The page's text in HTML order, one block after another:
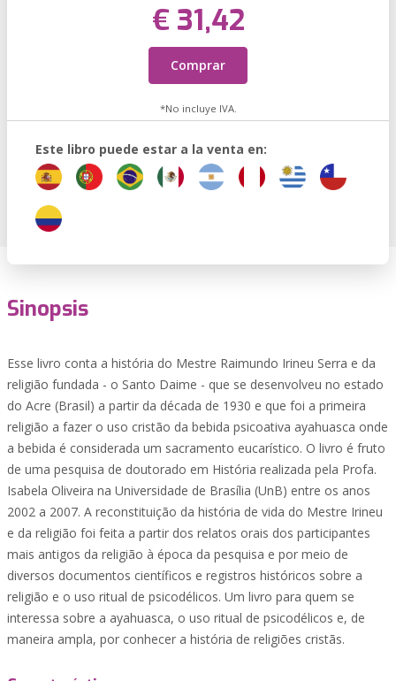
€ 31,42
Comprar
*No incluye IVA.
Este libro puede estar a la venta en:
Sinopsis
Esse livro conta a história do Mestre Raimundo Irineu Serra e da
religião fundada - o Santo Daime - que se desenvolveu no estado
do Acre (Brasil) a partir da década de 1930 e que foi a primeira
religião a fazer o uso cristão da bebida psicoativa ayahuasca onde
a bebida é considerada um sacramento eucarístico. O livro é fruto
de uma pesquisa de doutorado em História realizada pela Profa.
Isabela Oliveira na Universidade de Brasília (UnB) entre os anos
2002 a 2007. A reconstituição da história de vida do Mestre Irineu
e da religião foi feita a partir dos relatos orais dos participantes
mais antigos da religião à época da pesquisa e por meio de
diversos documentos científicos e registros históricos sobre a
religião e o uso ritual de psicodélicos. Um livro para quem se
interessa sobre a ayahuasca, o uso ritual de psicodélicos e, de
maneira ampla, por conhecer a história de religiões cristãs.